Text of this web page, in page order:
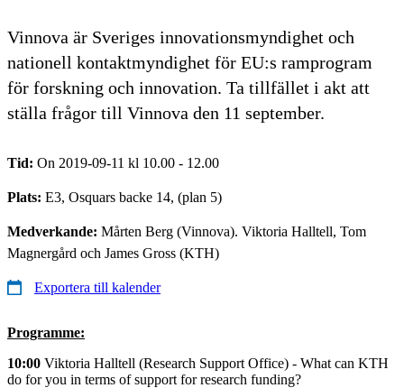
Vinnova är Sveriges innovationsmyndighet och
nationell kontaktmyndighet för EU:s ramprogram
för forskning och innovation. Ta tillfället i akt att
ställa frågor till Vinnova den 11 september.
Tid: On 2019-09-11 kl 10.00 - 12.00
Plats: E3, Osquars backe 14, (plan 5)
Medverkande: Mårten Berg (Vinnova). Viktoria Halltell, Tom
Magnergård och James Gross (KTH)
Exportera till kalender
Programme:
10:00 Viktoria Halltell (Research Support Office) - What can KTH
do for you in terms of support for research funding?